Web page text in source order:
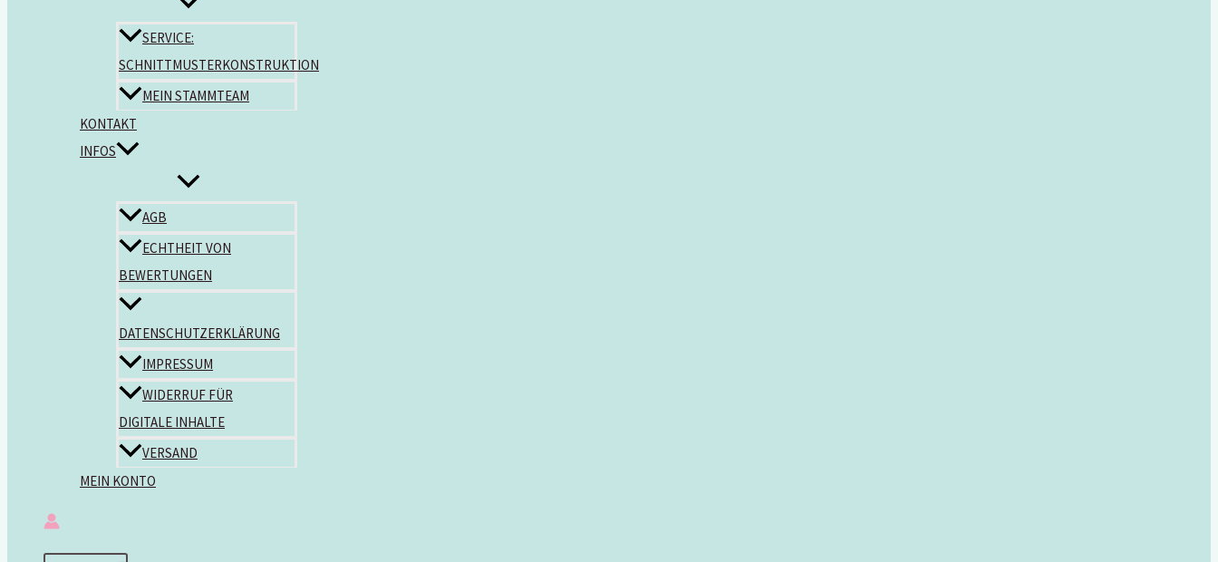
SERVICE:
SCHNITTMUSTERKONSTRUKTION
MEIN STAMMTEAM
KONTAKT
INFOS
AGB
ECHTHEIT VON
BEWERTUNGEN
DATENSCHUTZERKLÄRUNG
IMPRESSUM
WIDERRUF FÜR
DIGITALE INHALTE
VERSAND
MEIN KONTO